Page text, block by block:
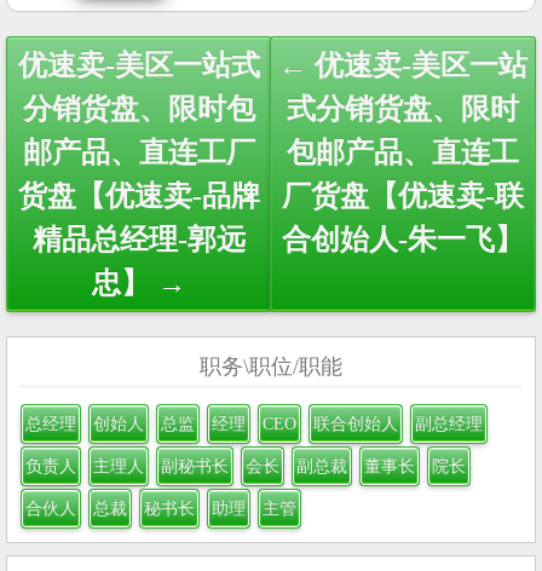
Post
navigation
优速卖-美区一站式
分销货盘、限时包
邮产品、直连工厂
货盘【优速卖-品牌
精品总经理-郭远
忠】 →
← 优速卖-美区一站
式分销货盘、限时
包邮产品、直连工
厂货盘【优速卖-联
合创始人-朱一飞】
职务\职位/职能
总经理 创始人 总监 经理 CEO 联合创始人 副总经理
负责人 主理人 副秘书长 会长 副总裁 董事长 院长
合伙人 总裁 秘书长 助理 主管